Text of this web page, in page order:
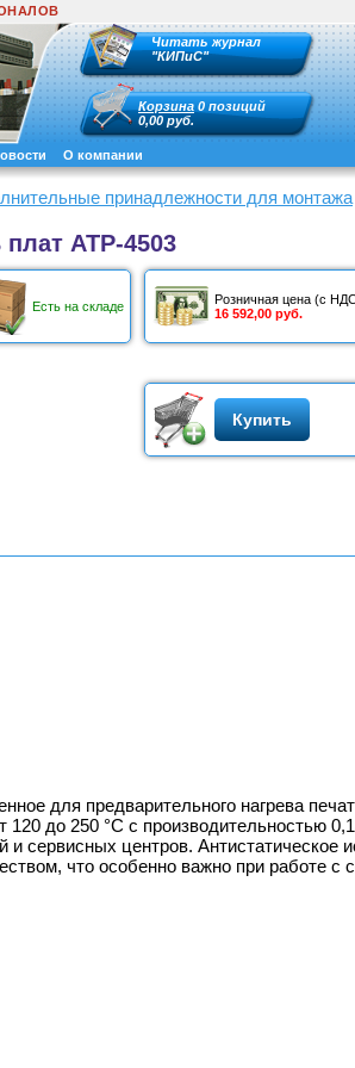
Читать журнал
"КИПиС"
Корзина 0 позиций
0,00 руб.
О компании
принадлежности для монтажа
плат АТР-4503
Есть на складе
Розничная цена (с
16 592,00 руб.
Купить
для предварительного нагрева
120 до 250 °C с производительностью
сервисных центров. Антистатическое
что особенно важно при работе с